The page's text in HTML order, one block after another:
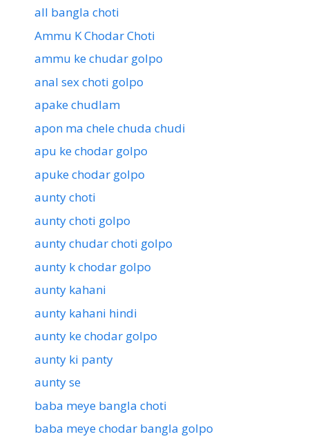
all bangla choti
Ammu K Chodar Choti
ammu ke chudar golpo
anal sex choti golpo
apake chudlam
apon ma chele chuda chudi
apu ke chodar golpo
apuke chodar golpo
aunty choti
aunty choti golpo
aunty chudar choti golpo
aunty k chodar golpo
aunty kahani
aunty kahani hindi
aunty ke chodar golpo
aunty ki panty
aunty se
baba meye bangla choti
baba meye chodar bangla golpo